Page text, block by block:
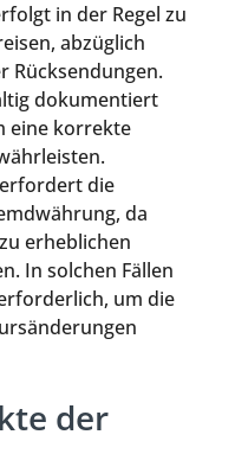
in der Regel zu
abzüglich
Rücksendungen.
dokumentiert
eine korrekte
die
da
erheblichen
In solchen Fällen
um die
der